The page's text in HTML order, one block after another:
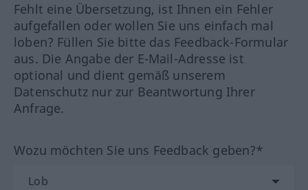
Fehlt eine Übersetzung, ist Ihnen ein Fehler
aufgefallen oder wollen Sie uns einfach mal
loben? Füllen Sie bitte das Feedback-Formular
aus. Die Angabe der E-Mail-Adresse ist
optional und dient gemäß unserem
Datenschutz nur zur Beantwortung Ihrer
Anfrage.
Wozu möchten Sie uns Feedback geben?*